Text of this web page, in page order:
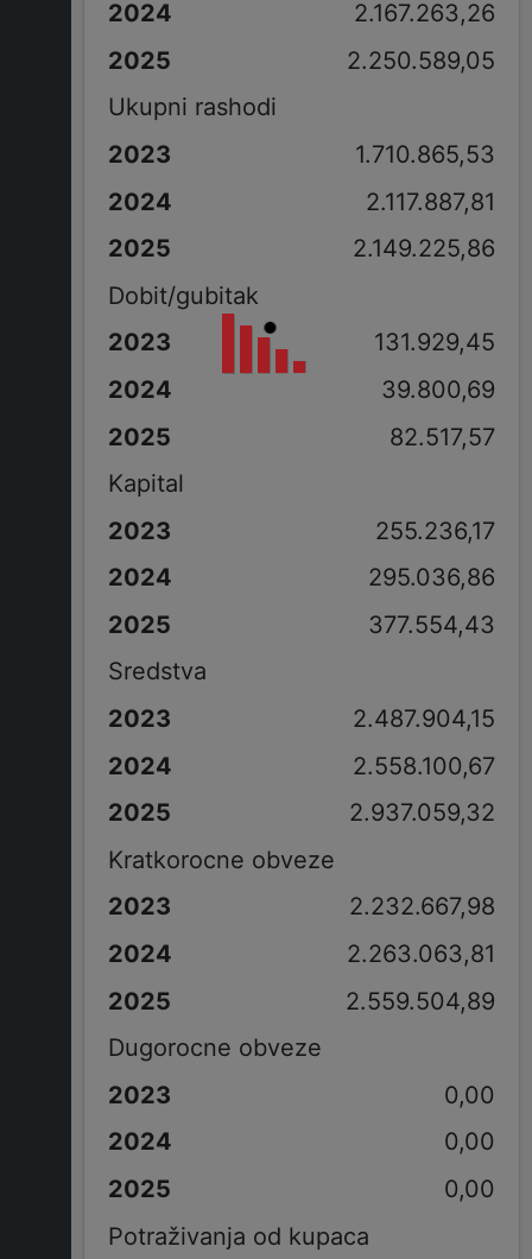
2.167.263,26
2.250.589,05
Ukupni rashodi
1.710.865,53
2.117.887,81
2.149.225,86
Dobit/gubitak
131.929,45
39.800,69
82.517,57
Kapital
255.236,17
295.036,86
377.554,43
Sredstva
2.487.904,15
2.558.100,67
2.937.059,32
Kratkorocne obveze
2.232.667,98
2.263.063,81
2.559.504,89
Dugorocne obveze
0,00
0,00
0,00
Potraživanja od kupaca